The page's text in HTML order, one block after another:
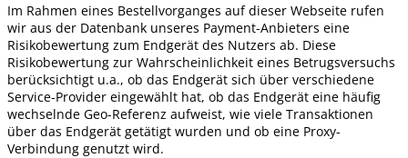
Im Rahmen eines Bestellvorganges auf dieser Webseite rufen
wir aus der Datenbank unseres Payment-Anbieters eine
Risikobewertung zum Endgerät des Nutzers ab. Diese
Risikobewertung zur Wahrscheinlichkeit eines Betrugsversuchs
berücksichtigt u.a., ob das Endgerät sich über verschiedene
Service-Provider eingewählt hat, ob das Endgerät eine häufig
wechselnde Geo-Referenz aufweist, wie viele Transaktionen
über das Endgerät getätigt wurden und ob eine Proxy-
Verbindung genutzt wird.